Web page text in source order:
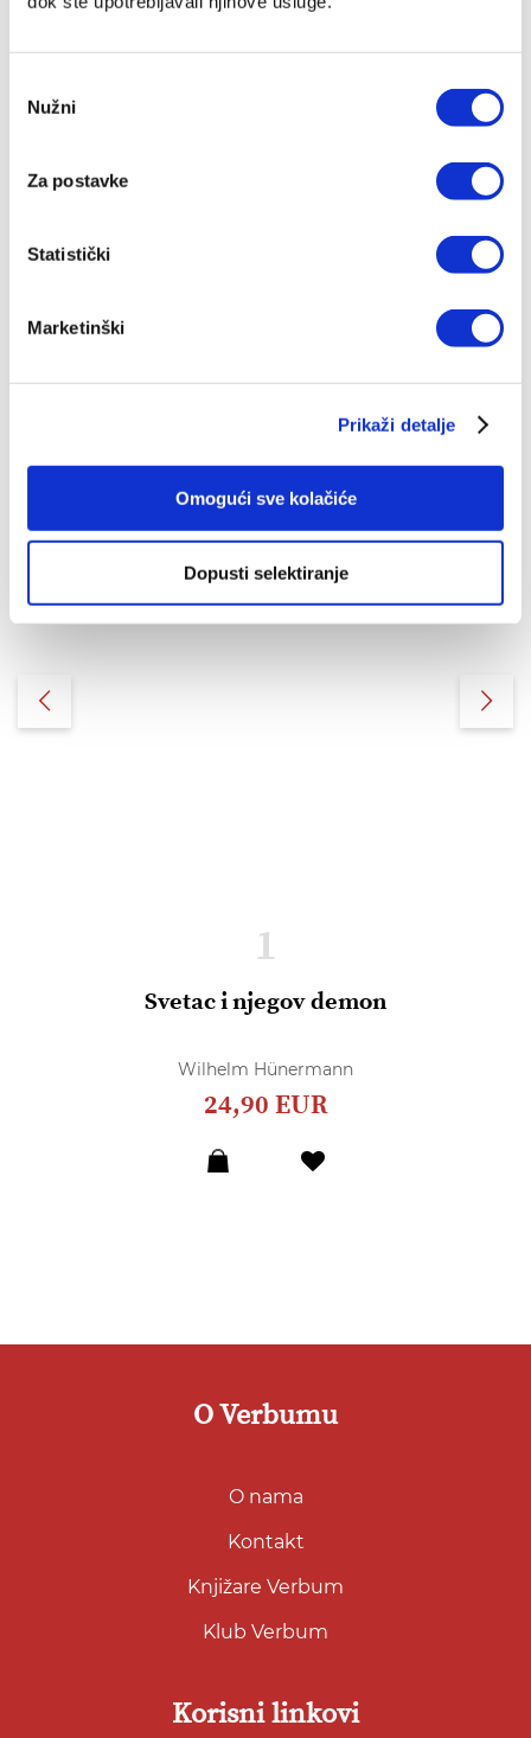
pristanka
Nužni
Za postavke
Statistički
Marketinški
Prikaži detalje
Omogući sve kolačiće
Dopusti selektiranje
IZDANJA NAKLADE VERBUM
Top ljestvica
1
Svetac i njegov demon
Wilhelm Hünermann
24,90 EUR
O Verbumu
O nama
Kontakt
Knjižare Verbum
Klub Verbum
Korisni linkovi